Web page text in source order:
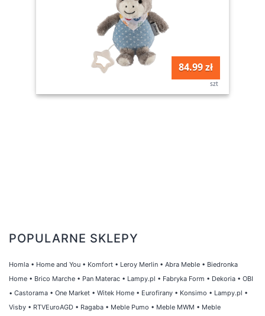
84.99 zł
szt
POPULARNE SKLEPY
Homla • Home and You • Komfort • Leroy Merlin • Abra Meble • Biedronka
Home • Brico Marche • Pan Materac • Lampy.pl • Fabryka Form • Dekoria • OBI
• Castorama • One Market • Witek Home • Eurofirany • Konsimo • Lampy.pl •
Visby • RTVEuroAGD • Ragaba • Meble Pumo • Meble MWM • Meble